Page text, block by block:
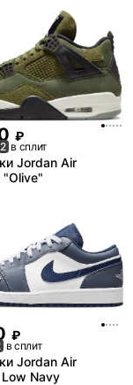
₽
в сплит
Jordan Air
₽
в сплит
Jordan Air
Navy